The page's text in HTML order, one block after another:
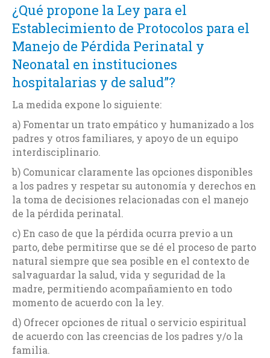
¿Qué propone la Ley para el
Establecimiento de Protocolos para el
Manejo de Pérdida Perinatal y
Neonatal en instituciones
hospitalarias y de salud”?
La medida expone lo siguiente:
a) Fomentar un trato empático y humanizado a los
padres y otros familiares, y apoyo de un equipo
interdisciplinario.
b) Comunicar claramente las opciones disponibles
a los padres y respetar su autonomía y derechos en
la toma de decisiones relacionadas con el manejo
de la pérdida perinatal.
c) En caso de que la pérdida ocurra previo a un
parto, debe permitirse que se dé el proceso de parto
natural siempre que sea posible en el contexto de
salvaguardar la salud, vida y seguridad de la
madre, permitiendo acompañamiento en todo
momento de acuerdo con la ley.
d) Ofrecer opciones de ritual o servicio espiritual
de acuerdo con las creencias de los padres y/o la
familia.